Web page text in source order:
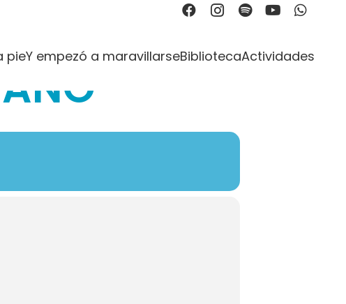
pieY empezó a maravillarseBibliotecaActividades